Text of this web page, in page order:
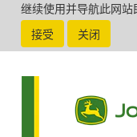
继续使用并导航此网站
接受
关闭